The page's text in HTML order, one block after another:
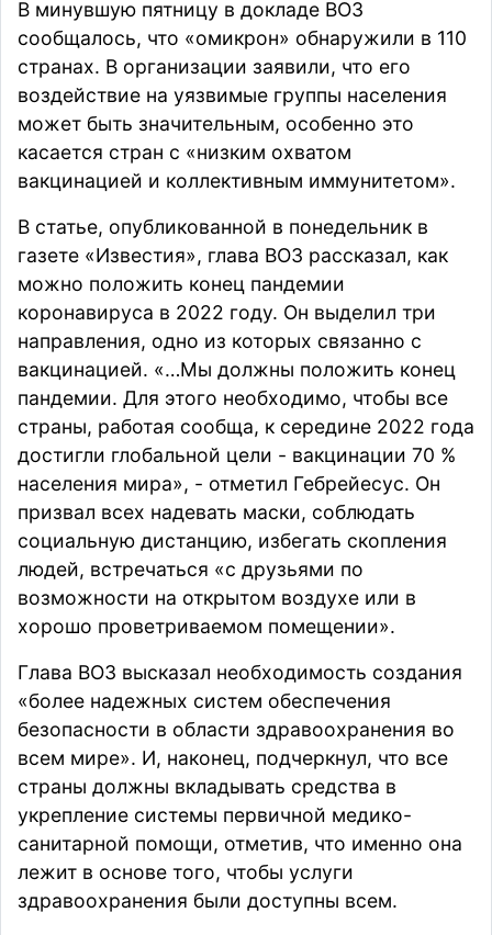
В минувшую пятницу в докладе ВОЗ
сообщалось, что «омикрон» обнаружили в 110
странах. В организации заявили, что его
воздействие на уязвимые группы населения
может быть значительным, особенно это
касается стран с «низким охватом
вакцинацией и коллективным иммунитетом».
В статье, опубликованной в понедельник в
газете «Известия», глава ВОЗ рассказал, как
можно положить конец пандемии
коронавируса в 2022 году. Он выделил три
направления, одно из которых связанно с
вакцинацией. «…Мы должны положить конец
пандемии. Для этого необходимо, чтобы все
страны, работая сообща, к середине 2022 года
достигли глобальной цели - вакцинации 70 %
населения мира», - отметил Гебрейесус. Он
призвал всех надевать маски, соблюдать
социальную дистанцию, избегать скопления
людей, встречаться «с друзьями по
возможности на открытом воздухе или в
хорошо проветриваемом помещении».
Глава ВОЗ высказал необходимость создания
«более надежных систем обеспечения
безопасности в области здравоохранения во
всем мире». И, наконец, подчеркнул, что все
страны должны вкладывать средства в
укрепление системы первичной медико-
санитарной помощи, отметив, что именно она
лежит в основе того, чтобы услуги
здравоохранения были доступны всем.